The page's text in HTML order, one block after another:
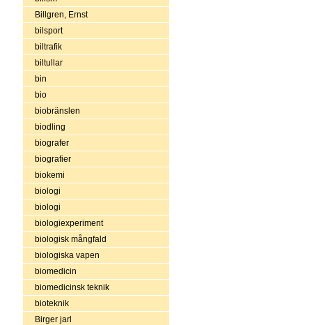
Billgren, Ernst
bilsport
biltrafik
biltullar
bin
bio
biobränslen
biodling
biografer
biografier
biokemi
biologi
biologi
biologiexperiment
biologisk mångfald
biologiska vapen
biomedicin
biomedicinsk teknik
bioteknik
Birger jarl